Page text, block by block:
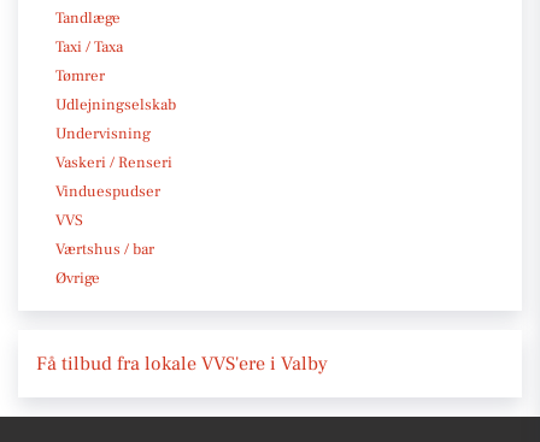
Tandlæge
Taxi / Taxa
Tømrer
Udlejningselskab
Undervisning
Vaskeri / Renseri
Vinduespudser
VVS
Værtshus / bar
Øvrige
Få tilbud fra lokale VVS'ere i Valby